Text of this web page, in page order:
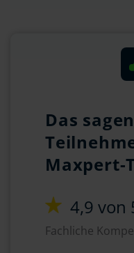
Das
Maxpert-
4,9 von
Fachliche